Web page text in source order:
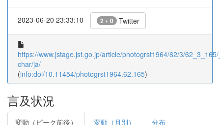
2023-06-20 23:33:10 2 + 0 Twitter
https://www.jstage.jst.go.jp/article/photogrst1964/62/3/
char/ja/
(info:doi/10.11454/photogrst1964.62.165)
言及状況
変動（ピーク前後） 変動（月別） 分布